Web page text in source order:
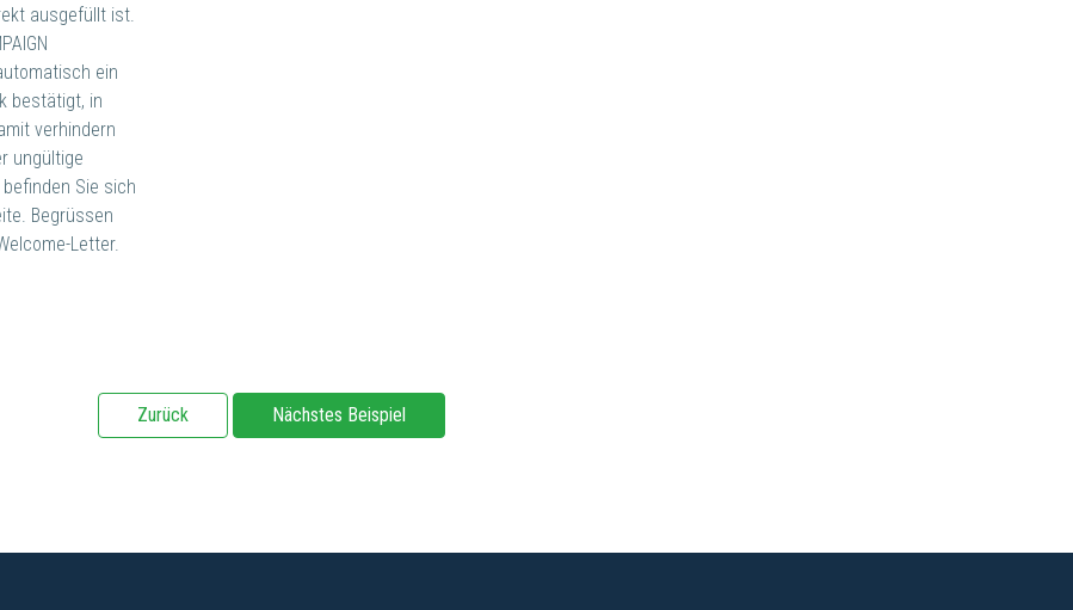
ausgefüllt ist.
ein
bestätigt, in
verhindern
ungültige
Sie sich
Begrüssen
Letter.
Zurück Nächstes Beispiel